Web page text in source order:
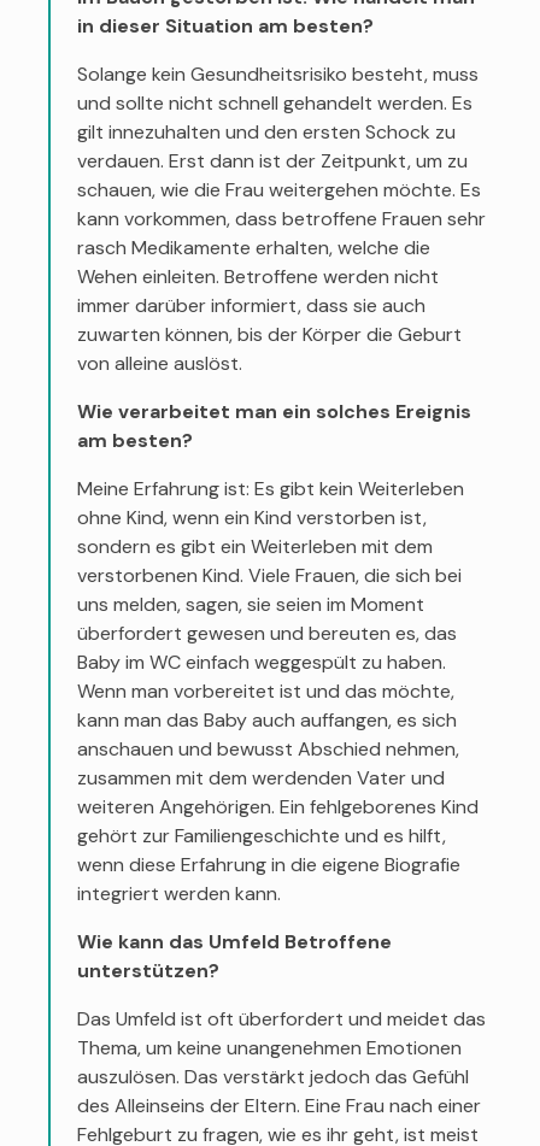
in dieser Situation am besten?
Solange kein Gesundheitsrisiko besteht, muss
und sollte nicht schnell gehandelt werden. Es
gilt innezuhalten und den ersten Schock zu
verdauen. Erst dann ist der Zeitpunkt, um zu
schauen, wie die Frau weitergehen möchte. Es
kann vorkommen, dass betroffene Frauen sehr
rasch Medikamente erhalten, welche die
Wehen einleiten. Betroffene werden nicht
immer darüber informiert, dass sie auch
zuwarten können, bis der Körper die Geburt
von alleine auslöst.
Wie verarbeitet man ein solches Ereignis
am besten?
Meine Erfahrung ist: Es gibt kein Weiterleben
ohne Kind, wenn ein Kind verstorben ist,
sondern es gibt ein Weiterleben mit dem
verstorbenen Kind. Viele Frauen, die sich bei
uns melden, sagen, sie seien im Moment
überfordert gewesen und bereuten es, das
Baby im WC einfach weggespült zu haben.
Wenn man vorbereitet ist und das möchte,
kann man das Baby auch auffangen, es sich
anschauen und bewusst Abschied nehmen,
zusammen mit dem werdenden Vater und
weiteren Angehörigen. Ein fehlgeborenes Kind
gehört zur Familiengeschichte und es hilft,
wenn diese Erfahrung in die eigene Biografie
integriert werden kann.
Wie kann das Umfeld Betroffene
unterstützen?
Das Umfeld ist oft überfordert und meidet das
Thema, um keine unangenehmen Emotionen
auszulösen. Das verstärkt jedoch das Gefühl
des Alleinseins der Eltern. Eine Frau nach einer
Fehlgeburt zu fragen, wie es ihr geht, ist meist